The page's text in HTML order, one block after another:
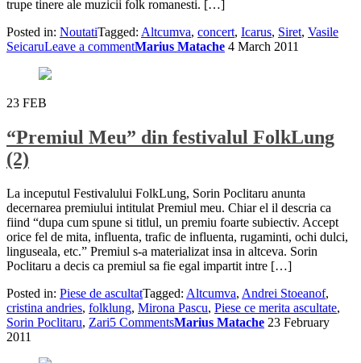
trupe tinere ale muzicii folk romanesti. […]
Posted in: NoutatiTagged: Altcumva, concert, Icarus, Siret, Vasile
SeicaruLeave a commentMarius Matache 4 March 2011
23 FEB
“Premiul Meu” din festivalul FolkLung
(2)
La inceputul Festivalului FolkLung, Sorin Poclitaru anunta
decernarea premiului intitulat Premiul meu. Chiar el il descria ca
fiind “dupa cum spune si titlul, un premiu foarte subiectiv. Accept
orice fel de mita, influenta, trafic de influenta, rugaminti, ochi dulci,
linguseala, etc.” Premiul s-a materializat insa in altceva. Sorin
Poclitaru a decis ca premiul sa fie egal impartit intre […]
Posted in: Piese de ascultatTagged: Altcumva, Andrei Stoeanof,
cristina andries, folklung, Mirona Pascu, Piese ce merita ascultate,
Sorin Poclitaru, Zari5 CommentsMarius Matache 23 February
2011